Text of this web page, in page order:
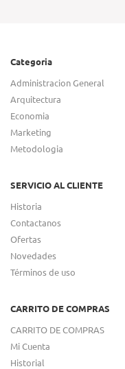
Categoria
Administracion General
Arquitectura
Economia
Marketing
Metodologia
SERVICIO AL CLIENTE
Historia
Contactanos
Ofertas
Novedades
Términos de uso
CARRITO DE COMPRAS
CARRITO DE COMPRAS
Mi Cuenta
Historial